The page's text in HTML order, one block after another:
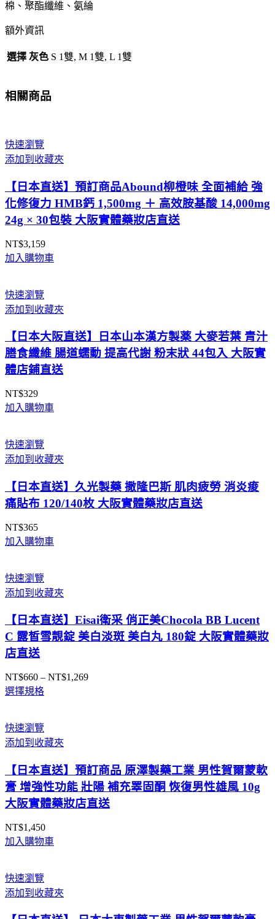
手
套
三
種
寸
實
體
藥
妝
店
直
送
數
量
棉、聚酯纖維、氨綸
額外資訊
選擇 灰色 S 1雙, M 1雙, L 1雙
相關商品
快速瀏覽
添加到收藏夾
【日本直送】預訂商品Abound柳橙味 全面補給 強
化修復力 HMB鈣 1,500mg ＋ 高效胺基酸 14,000mg
24g × 30包裝 大阪實體藥妝店直送
NT$3,159
加入購物車
快速瀏覽
添加到收藏夾
【日本大阪直送】日本山本漢方製薬 大麥若葉 青汁
膳食纖維 腸道蠕動 提高代謝 粉末狀 44包入 大阪實
體店鋪直送
NT$329
加入購物車
快速瀏覽
添加到收藏夾
【日本直送】久光製藥 撒隆巴斯 肌肉疲勞 消炎痠
痛貼布 120/140枚 大阪實體藥妝店直送
NT$365
加入購物車
快速瀏覽
添加到收藏夾
【日本直送】Eisai衛采 俏正美Chocola BB Lucent
C 露皙雪靚錠 美白淡斑 美白丸 180錠 大阪實體藥妝
店直送
NT$660 – NT$1,269價
選擇規格
快速瀏覽
添加到收藏夾
【日本直送】預訂商品 原澤製藥工業 男性賀爾蒙軟
膏 增強性功能 壯陽 補充睪固酮 恢復男性雄風 10g
大阪實體藥妝店直送
NT$1,450
加入購物車
快速瀏覽
添加到收藏夾